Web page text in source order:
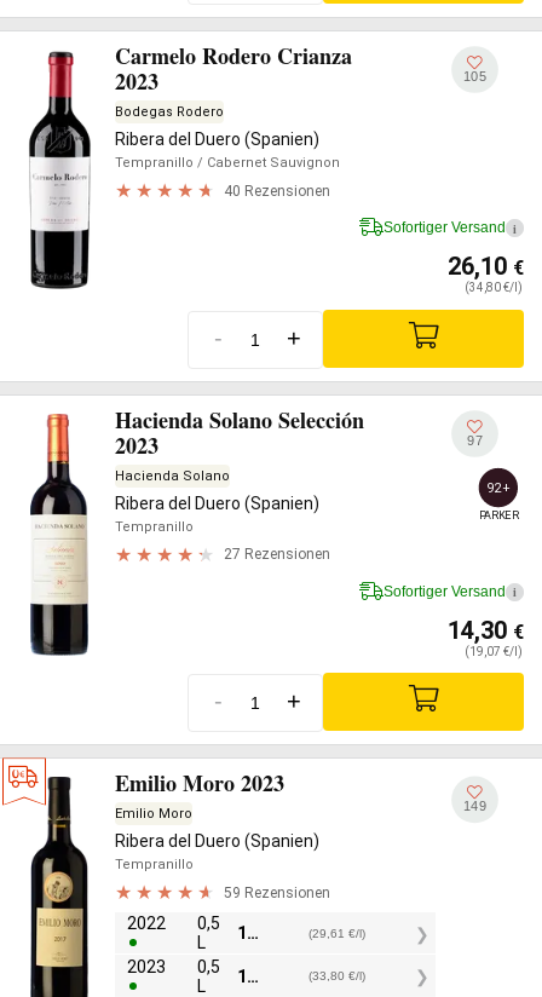
Carmelo Rodero Crianza
2023
Bodegas Rodero
Ribera del Duero (Spanien)
Tempranillo / Cabernet Sauvignon
40 Rezensionen
105
Sofortiger Versand i
26,10 €
(34,80 €/l)
- +
Hacienda Solano Selección
2023
Hacienda Solano
Ribera del Duero (Spanien)
Tempranillo
27 Rezensionen
97
92+
PARKER
Sofortiger Versand i
14,30 €
(19,07 €/l)
- +
Emilio Moro 2023
Emilio Moro
Ribera del Duero (Spanien)
Tempranillo
59 Rezensionen
2022
0,5
L
14,80 (29,61 €/l)
2023
0,5
L
16,90 (33,80 €/l)
149